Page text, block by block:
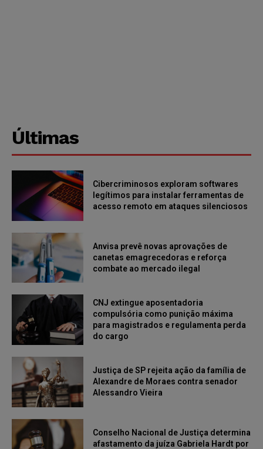
Últimas
Cibercriminosos exploram softwares
legítimos para instalar ferramentas de
acesso remoto em ataques silenciosos
Anvisa prevê novas aprovações de
canetas emagrecedoras e reforça
combate ao mercado ilegal
CNJ extingue aposentadoria
compulsória como punição máxima
para magistrados e regulamenta perda
do cargo
Justiça de SP rejeita ação da família de
Alexandre de Moraes contra senador
Alessandro Vieira
Conselho Nacional de Justiça determina
afastamento da juíza Gabriela Hardt por